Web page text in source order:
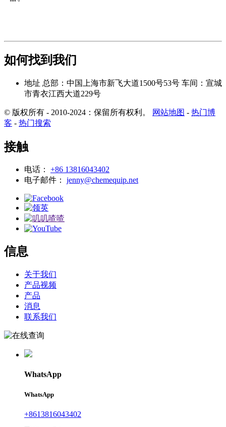
如何找到我们
地址 总部：中国上海市新飞大道1500号53号 车间：宣城
市青衣江西大道229号
© 版权所有 - 2010-2024：保留所有权利。 网站地图 - 热门博
客 - 热门搜索
接触
电话：
+86 13816043402
电子邮件：
jenny@chemequip.net
信息
关于我们
产品视频
产品
消息
联系我们
WhatsApp
WhatsApp
+8613816043402